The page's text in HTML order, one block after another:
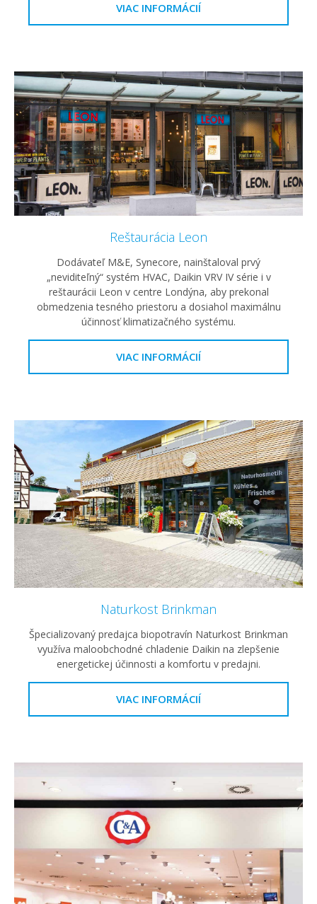
VIAC INFORMÁCIÍ
Reštaurácia Leon
Dodávateľ M&E, Synecore, nainštaloval prvý
„neviditeľný“ systém HVAC, Daikin VRV IV série i v
reštaurácii Leon v centre Londýna, aby prekonal
obmedzenia tesného priestoru a dosiahol maximálnu
účinnosť klimatizačného systému.
VIAC INFORMÁCIÍ
Naturkost Brinkman
Špecializovaný predajca biopotravín Naturkost Brinkman
využíva maloobchodné chladenie Daikin na zlepšenie
energetickej účinnosti a komfortu v predajni.
VIAC INFORMÁCIÍ